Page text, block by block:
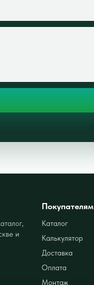
и
Покупателям
Каталог
Калькулятор
Доставка
Оплата
Монтаж